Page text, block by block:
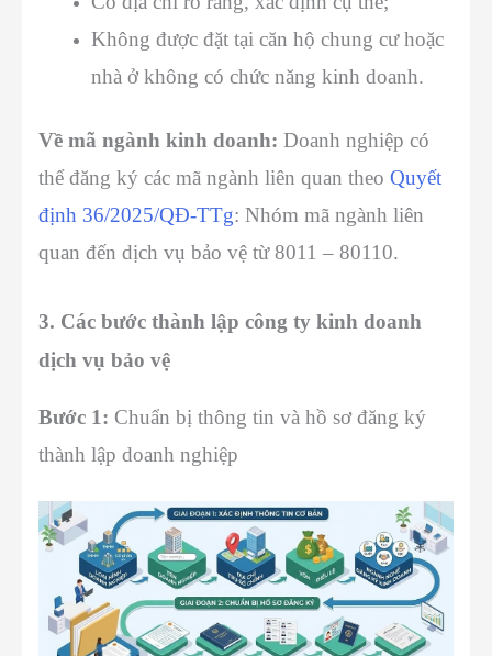
Không được đặt tại căn hộ chung cư hoặc
nhà ở không có chức năng kinh doanh.
Về mã ngành kinh doanh: Doanh nghiệp có
thể đăng ký các mã ngành liên quan theo Quyết
định 36/2025/QĐ-TTg: Nhóm mã ngành liên
quan đến dịch vụ bảo vệ từ 8011 – 80110.
3. Các bước thành lập công ty kinh doanh
dịch vụ bảo vệ
Bước 1: Chuẩn bị thông tin và hồ sơ đăng ký
thành lập doanh nghiệp